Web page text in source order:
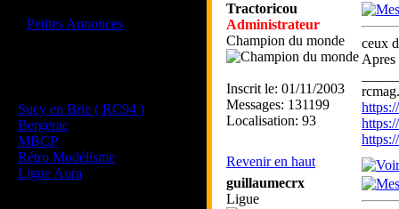
Petites Annonces
Sucy en Brie ( RC94 )
Bergerac
MBCP
Rétro Modélisme
Ligue Aura
Tractoricou
Administrateur
Champion du monde
Inscrit le: 01/11/2003
Messages: 131199
Localisation: 93
ceux
Apres
Revenir en haut
guillaumecrx
Ligue